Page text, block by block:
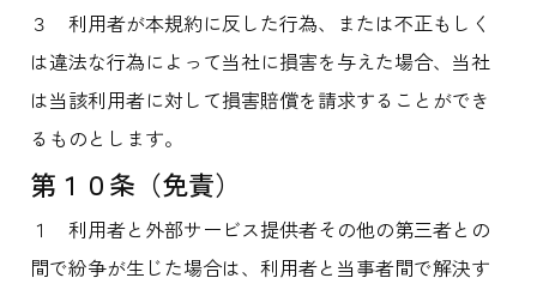
３ 利用者が本規約に反した行為、または不正もしく
は違法な行為によって当社に損害を与えた場合、当社
は当該利用者に対して損害賠償を請求することができ
るものとします。
第１０条（免責）
１ 利用者と外部サービス提供者その他の第三者との
間で紛争が生じた場合は、利用者と当事者間で解決す